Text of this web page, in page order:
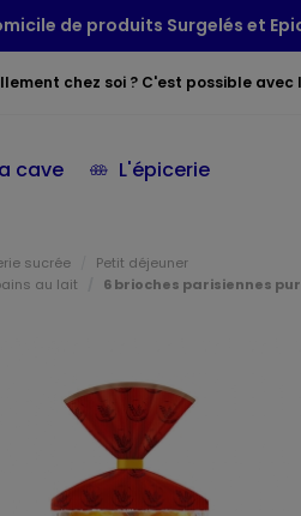
de produits Surgelés et
chez soi ? C'est possible avec
cave L'épicerie
sucrée
Petit déjeuner
au lait
6 brioches parisiennes